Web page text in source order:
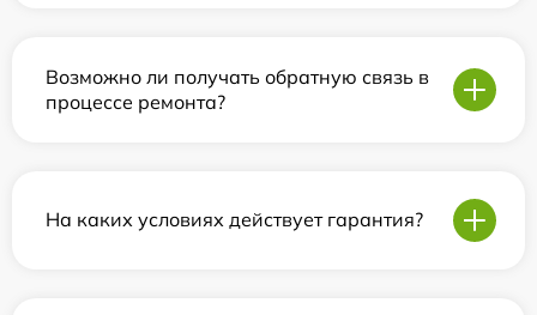
Возможно ли получать обратную связь в
процессе ремонта?
На каких условиях действует гарантия?